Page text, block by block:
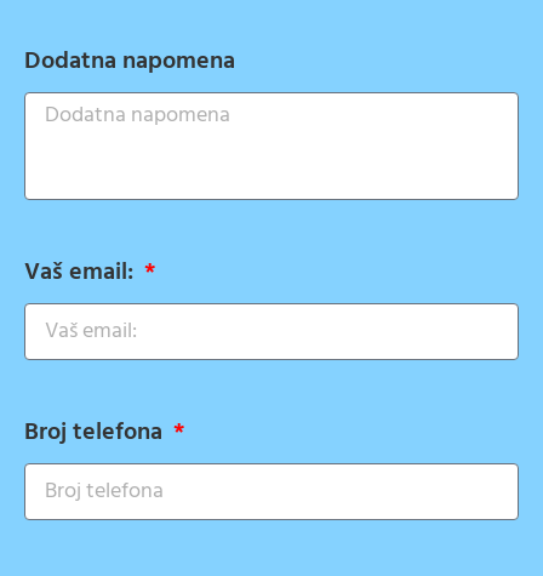
Dodatna napomena
Vaš email:
Broj telefona